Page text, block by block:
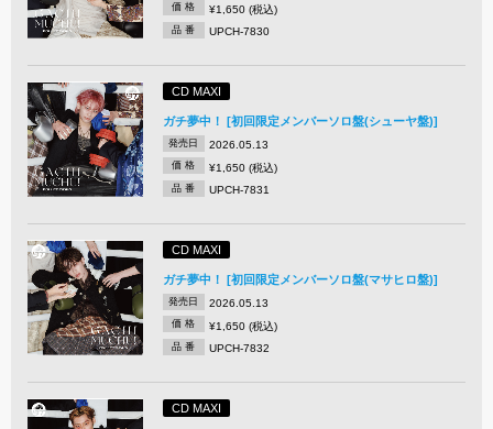
価 格 ¥1,650 (税込)
品 番 UPCH-7830
CD MAXI
ガチ夢中！ [初回限定メンバーソロ盤(シューヤ盤)]
発売日 2026.05.13
価 格 ¥1,650 (税込)
品 番 UPCH-7831
CD MAXI
ガチ夢中！ [初回限定メンバーソロ盤(マサヒロ盤)]
発売日 2026.05.13
価 格 ¥1,650 (税込)
品 番 UPCH-7832
CD MAXI